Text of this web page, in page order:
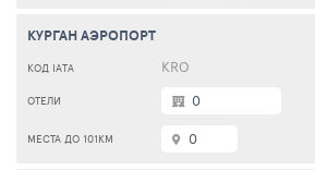
КУРГАН АЭРОПОРТ
KRO
0
0